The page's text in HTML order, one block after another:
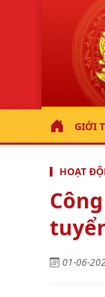
GIỚI
HOẠT
01-06-